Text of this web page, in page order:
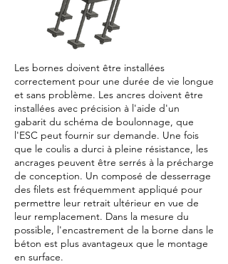
Les bornes doivent être installées
correctement pour une durée de vie longue
et sans problème. Les ancres doivent être
installées avec précision à l'aide d'un
gabarit du schéma de boulonnage, que
l'ESC peut fournir sur demande. Une fois
que le coulis a durci à pleine résistance, les
ancrages peuvent être serrés à la précharge
de conception. Un composé de desserrage
des filets est fréquemment appliqué pour
permettre leur retrait ultérieur en vue de
leur remplacement. Dans la mesure du
possible, l'encastrement de la borne dans le
béton est plus avantageux que le montage
en surface.